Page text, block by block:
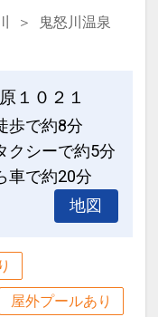
鬼怒川温泉
１０２１
歩で約8分
クシーで約5分
車で約20分
地図
屋外プールあり